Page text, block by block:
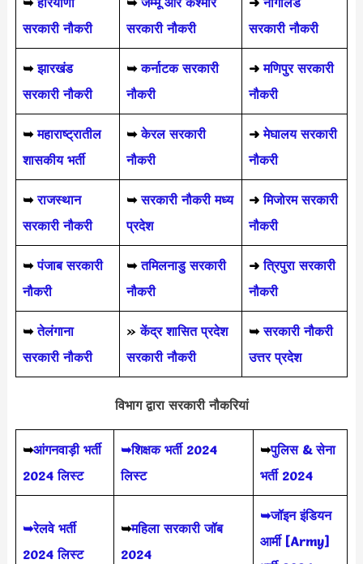
सरकारी नौकरी
सरकारी नौकरी
सरकारी नौकरी
➥ झारखंड
सरकारी नौकरी
➥ कर्नाटक सरकारी
नौकरी
➜ मणिपुर सरकारी
नौकरी
➥ महाराष्ट्रातील
शासकीय भर्ती
➥ केरल सरकारी
नौकरी
➜ मेघालय सरकारी
नौकरी
➥ राजस्थान
सरकारी नौकरी
➥सरकारी नौकरी मध्य
प्रदेश
➜मिजोरम सरकारी
नौकरी
➥ पंजाब सरकारी
नौकरी
➥ तमिलनाडु सरकारी
नौकरी
➜ त्रिपुरा सरकारी
नौकरी
➥तेलंगाना
सरकारी नौकरी
»केंद्र शासित प्रदेश
सरकारी नौकरी
➥ सरकारी नौकरी
उत्तर प्रदेश
विभाग द्वारा सरकारी नौकरियां
➥आंगनवाड़ी भर्ती
2024 लिस्ट
➥शिक्षक भर्ती 2024
लिस्ट
➥पुलिस & सेना
भर्ती 2024
➥रेलवे भर्ती
2024 लिस्ट
➥महिला सरकारी जॉब
2024
➥जॉइन इंडियन
आर्मी [Army]